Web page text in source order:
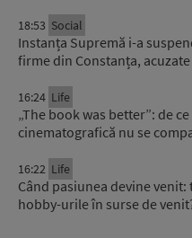
18:53 Social
Instanța Supremă i-a
firme din Constanța,
16:24 Life
„The book was better”: de
cinematografică nu se
16:22 Life
Când pasiunea devine
hobby-urile în surse de